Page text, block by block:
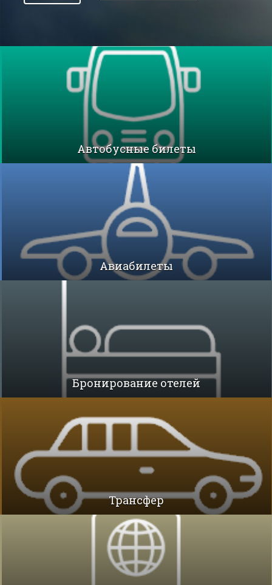
Автобусные билеты
Авиабилеты
Бронирование отелей
Трансфер